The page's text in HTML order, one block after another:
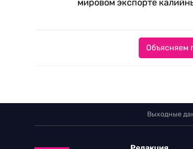
мировом экспорте
Объясняем
Выходные